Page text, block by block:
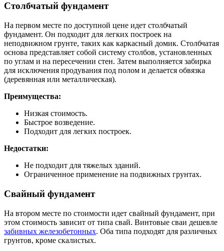
Столбчатый фундамент
На первом месте по доступной цене идет столбчатый
фундамент. Он подходит для легких построек на
неподвижном грунте, таких как каркасный домик. Столбчатая
основа представляет собой систему столбов, установленных
по углам и на пересечении стен. Затем выполняется забирка
для исключения продувания под полом и делается обвязка
(деревянная или металлическая).
Преимущества:
Низкая стоимость.
Быстрое возведение.
Подходит для легких построек.
Недостатки:
Не подходит для тяжелых зданий.
Ограниченное применение на подвижных грунтах.
Свайный фундамент
На втором месте по стоимости идет свайный фундамент, при
этом стоимость зависит от типа свай. Винтовые сваи дешевле
забивных железобетонных. Оба типа подходят для различных
грунтов, кроме скалистых.